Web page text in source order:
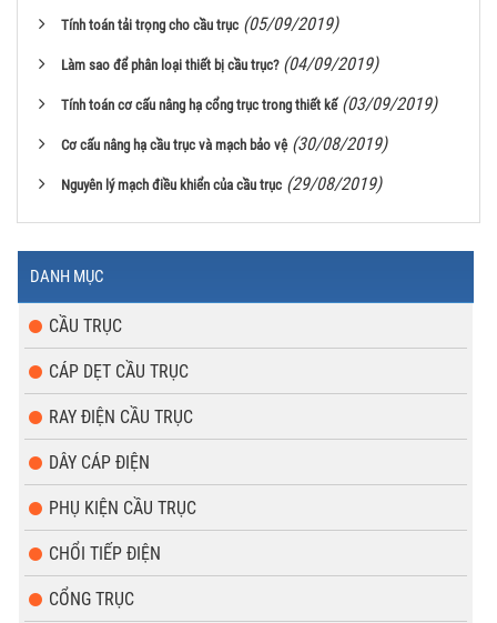
Tính toán tải trọng cho cầu trục (05/09/2019)
Làm sao để phân loại thiết bị cầu trục? (04/09/2019)
Tính toán cơ cấu nâng hạ cổng trục trong thiết kế (03/09/2019)
Cơ cấu nâng hạ cầu trục và mạch bảo vệ (30/08/2019)
Nguyên lý mạch điều khiển của cầu trục (29/08/2019)
DANH MỤC
CẦU TRỤC
CÁP DẸT CẦU TRỤC
RAY ĐIỆN CẦU TRỤC
DÂY CÁP ĐIỆN
PHỤ KIỆN CẦU TRỤC
CHỔI TIẾP ĐIỆN
CỔNG TRỤC